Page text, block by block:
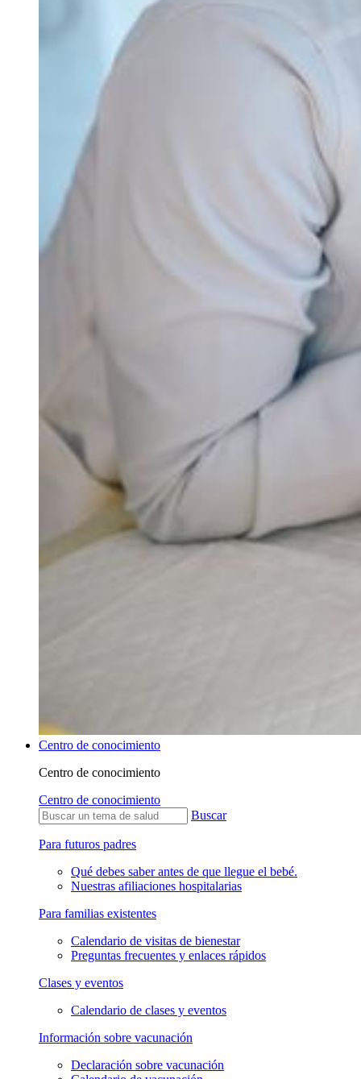
Centro de conocimiento
Centro de conocimiento
Centro de conocimiento
Buscar
Para futuros padres
Qué debes saber antes de que llegue el bebé.
Nuestras afiliaciones hospitalarias
Para familias existentes
Calendario de visitas de bienestar
Preguntas frecuentes y enlaces rápidos
Clases y eventos
Calendario de clases y eventos
Información sobre vacunación
Declaración sobre vacunación